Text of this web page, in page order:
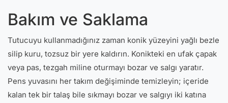
Bakım ve Saklama
Tutucuyu kullanmadığınız zaman konik yüzeyini yağlı bezle
silip kuru, tozsuz bir yere kaldırın. Konikteki en ufak çapak
veya pas, tezgah miline oturmayı bozar ve salgı yaratır.
Pens yuvasını her takım değişiminde temizleyin; içeride
kalan tek bir talaş bile sıkmayı bozar ve salgıyı iki katına